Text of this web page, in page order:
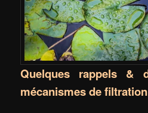
Quelques rappels &
mécanismes de filtration